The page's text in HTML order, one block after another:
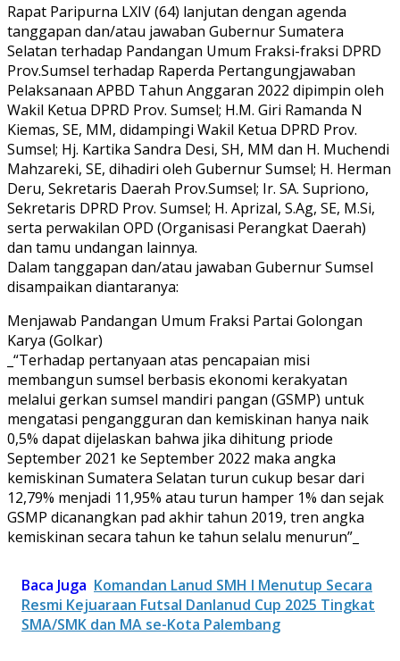
Rapat Paripurna LXIV (64) lanjutan dengan agenda
tanggapan dan/atau jawaban Gubernur Sumatera
Selatan terhadap Pandangan Umum Fraksi-fraksi DPRD
Prov.Sumsel terhadap Raperda Pertangungjawaban
Pelaksanaan APBD Tahun Anggaran 2022 dipimpin oleh
Wakil Ketua DPRD Prov. Sumsel; H.M. Giri Ramanda N
Kiemas, SE, MM, didampingi Wakil Ketua DPRD Prov.
Sumsel; Hj. Kartika Sandra Desi, SH, MM dan H. Muchendi
Mahzareki, SE, dihadiri oleh Gubernur Sumsel; H. Herman
Deru, Sekretaris Daerah Prov.Sumsel; Ir. SA. Supriono,
Sekretaris DPRD Prov. Sumsel; H. Aprizal, S.Ag, SE, M.Si,
serta perwakilan OPD (Organisasi Perangkat Daerah)
dan tamu undangan lainnya.
Dalam tanggapan dan/atau jawaban Gubernur Sumsel
disampaikan diantaranya:
Menjawab Pandangan Umum Fraksi Partai Golongan
Karya (Golkar)
_“Terhadap pertanyaan atas pencapaian misi
membangun sumsel berbasis ekonomi kerakyatan
melalui gerkan sumsel mandiri pangan (GSMP) untuk
mengatasi pengangguran dan kemiskinan hanya naik
0,5% dapat dijelaskan bahwa jika dihitung priode
September 2021 ke September 2022 maka angka
kemiskinan Sumatera Selatan turun cukup besar dari
12,79% menjadi 11,95% atau turun hamper 1% dan sejak
GSMP dicanangkan pad akhir tahun 2019, tren angka
kemiskinan secara tahun ke tahun selalu menurun”_
Baca Juga Komandan Lanud SMH l Menutup Secara
Resmi Kejuaraan Futsal Danlanud Cup 2025 Tingkat
SMA/SMK dan MA se-Kota Palembang